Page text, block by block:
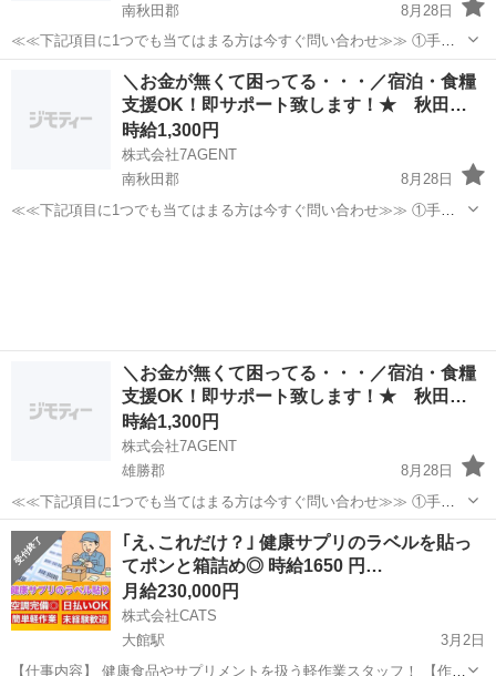
南秋田郡
8月28日
≪≪下記項目に1つでも当てはまる方は今すぐ問い合わせ≫≫ ①手持
ちのお金がほとんど無い ②今日泊まる寝床が無い ③携帯が止まって
る、止まりそう ④今スグ働きたい ⑤いっぱい稼ぎたい 弊社のプロの
コーディネータ...
南秋田郡 倉庫 生活支援
＼お金が無くて困ってる・・・／宿泊・食糧
支援OK！即サポート致します！★ 秋田…
時給1,300円
株式会社7AGENT
南秋田郡
8月28日
≪≪下記項目に1つでも当てはまる方は今すぐ問い合わせ≫≫ ①手持
＼お金が無くて困ってる・・・／宿泊・食糧
支援OK！即サポート致します！★ 秋田…
時給1,300円
株式会社7AGENT
雄勝郡
8月28日
≪≪下記項目に1つでも当てはまる方は今すぐ問い合わせ≫≫ ①手持
ちのお金がほとんど無い ②今日泊まる寝床が無い ③携帯が止まって
る、止まりそう ④今スグ働きたい ⑤いっぱい稼ぎたい 弊社のプロの
コーディネータ...
秋田 雄勝郡 倉庫 生活支援
｢え､これだけ？｣ 健康サプリのラベルを貼っ
てポンと箱詰め◎ 時給1650 円…
月給230,000円
株式会社CATS
大館駅
3月2日
【仕事内容】 健康食品やサプリメントを扱う軽作業スタッフ！ 【作業